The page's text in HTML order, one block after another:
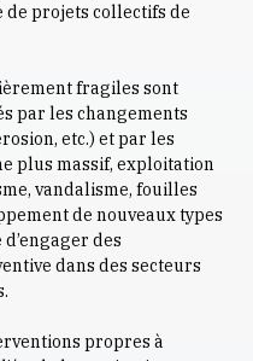
projets collectifs de
fragiles sont
par les changements
etc.) et par les
plus massif, exploitation
vandalisme, fouilles
de nouveaux types
des
dans des secteurs
propres à